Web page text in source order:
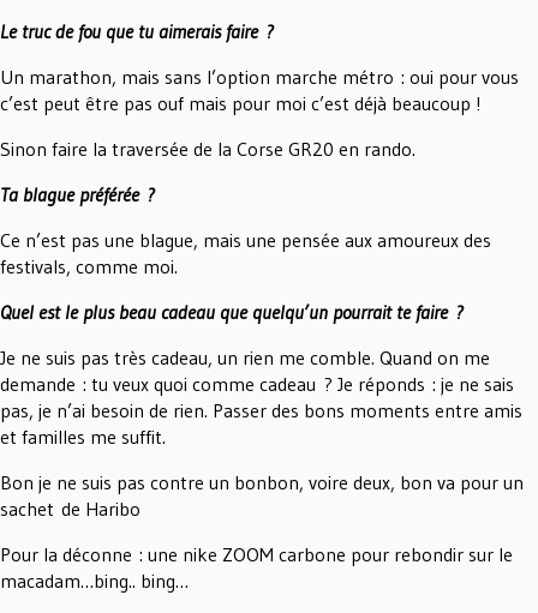
Le truc de fou que tu aimerais faire ?
Un marathon, mais sans l’option marche métro : oui pour vous
c’est peut être pas ouf mais pour moi c’est déjà beaucoup !
Sinon faire la traversée de la Corse GR20 en rando.
Ta blague préférée ?
Ce n’est pas une blague, mais une pensée aux amoureux des
festivals, comme moi.
Quel est le plus beau cadeau que quelqu’un pourrait te faire ?
Je ne suis pas très cadeau, un rien me comble. Quand on me
demande : tu veux quoi comme cadeau ? Je réponds : je ne sais
pas, je n’ai besoin de rien. Passer des bons moments entre amis
et familles me suffit.
Bon je ne suis pas contre un bonbon, voire deux, bon va pour un
sachet de Haribo
Pour la déconne : une nike ZOOM carbone pour rebondir sur le
macadam…bing.. bing…